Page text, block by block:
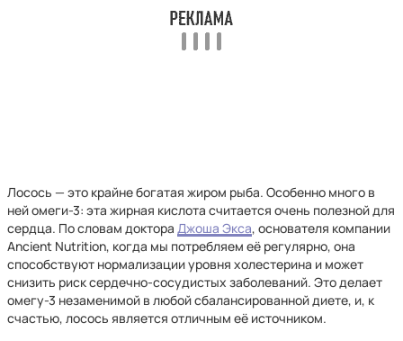
Лосось — это крайне богатая жиром рыба. Особенно много в
ней омеги-3: эта жирная кислота считается очень полезной для
сердца. По словам доктора Джоша Экса, основателя компании
Ancient Nutrition, когда мы потребляем её регулярно, она
способствуют нормализации уровня холестерина и может
снизить риск сердечно-сосудистых заболеваний. Это делает
омегу-3 незаменимой в любой сбалансированной диете, и, к
счастью, лосось является отличным её источником.